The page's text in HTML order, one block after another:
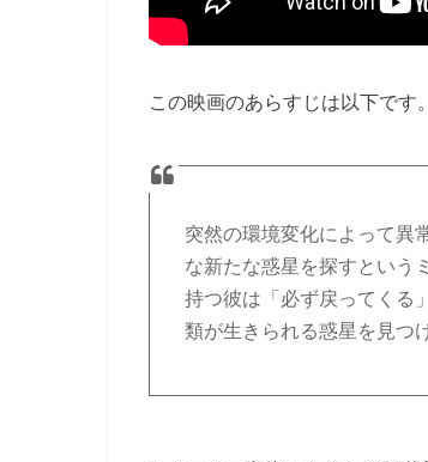
この映画のあらすじは以下です。
突然の環境変化によって異
な新たな惑星を探すという
持つ彼は「必ず戻ってくる
類が生きられる惑星を見つ